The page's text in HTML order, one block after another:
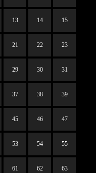
13 14 15
21 22 23
29 30 31
37 38 39
45 46 47
53 54 55
61 62 63